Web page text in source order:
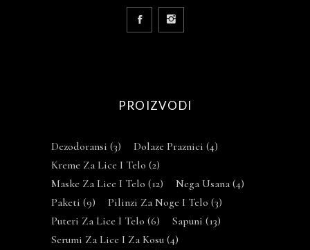
PROIZVODI
Dezodoransi (3) Dolaze Praznici (4)
Kreme Za Lice I Telo (2)
Maske Za Lice I Telo (12) Nega Usana (4)
Paketi (9) Pilinzi Za Noge I Telo (3)
Puteri Za Lice I Telo (6) Sapuni (13)
Serumi Za Lice I Za Kosu (4)